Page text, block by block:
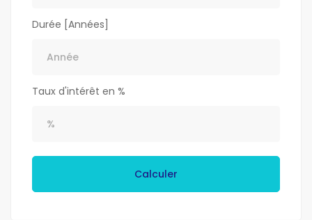
Durée [Années]
Taux d'intérêt en %
Calculer